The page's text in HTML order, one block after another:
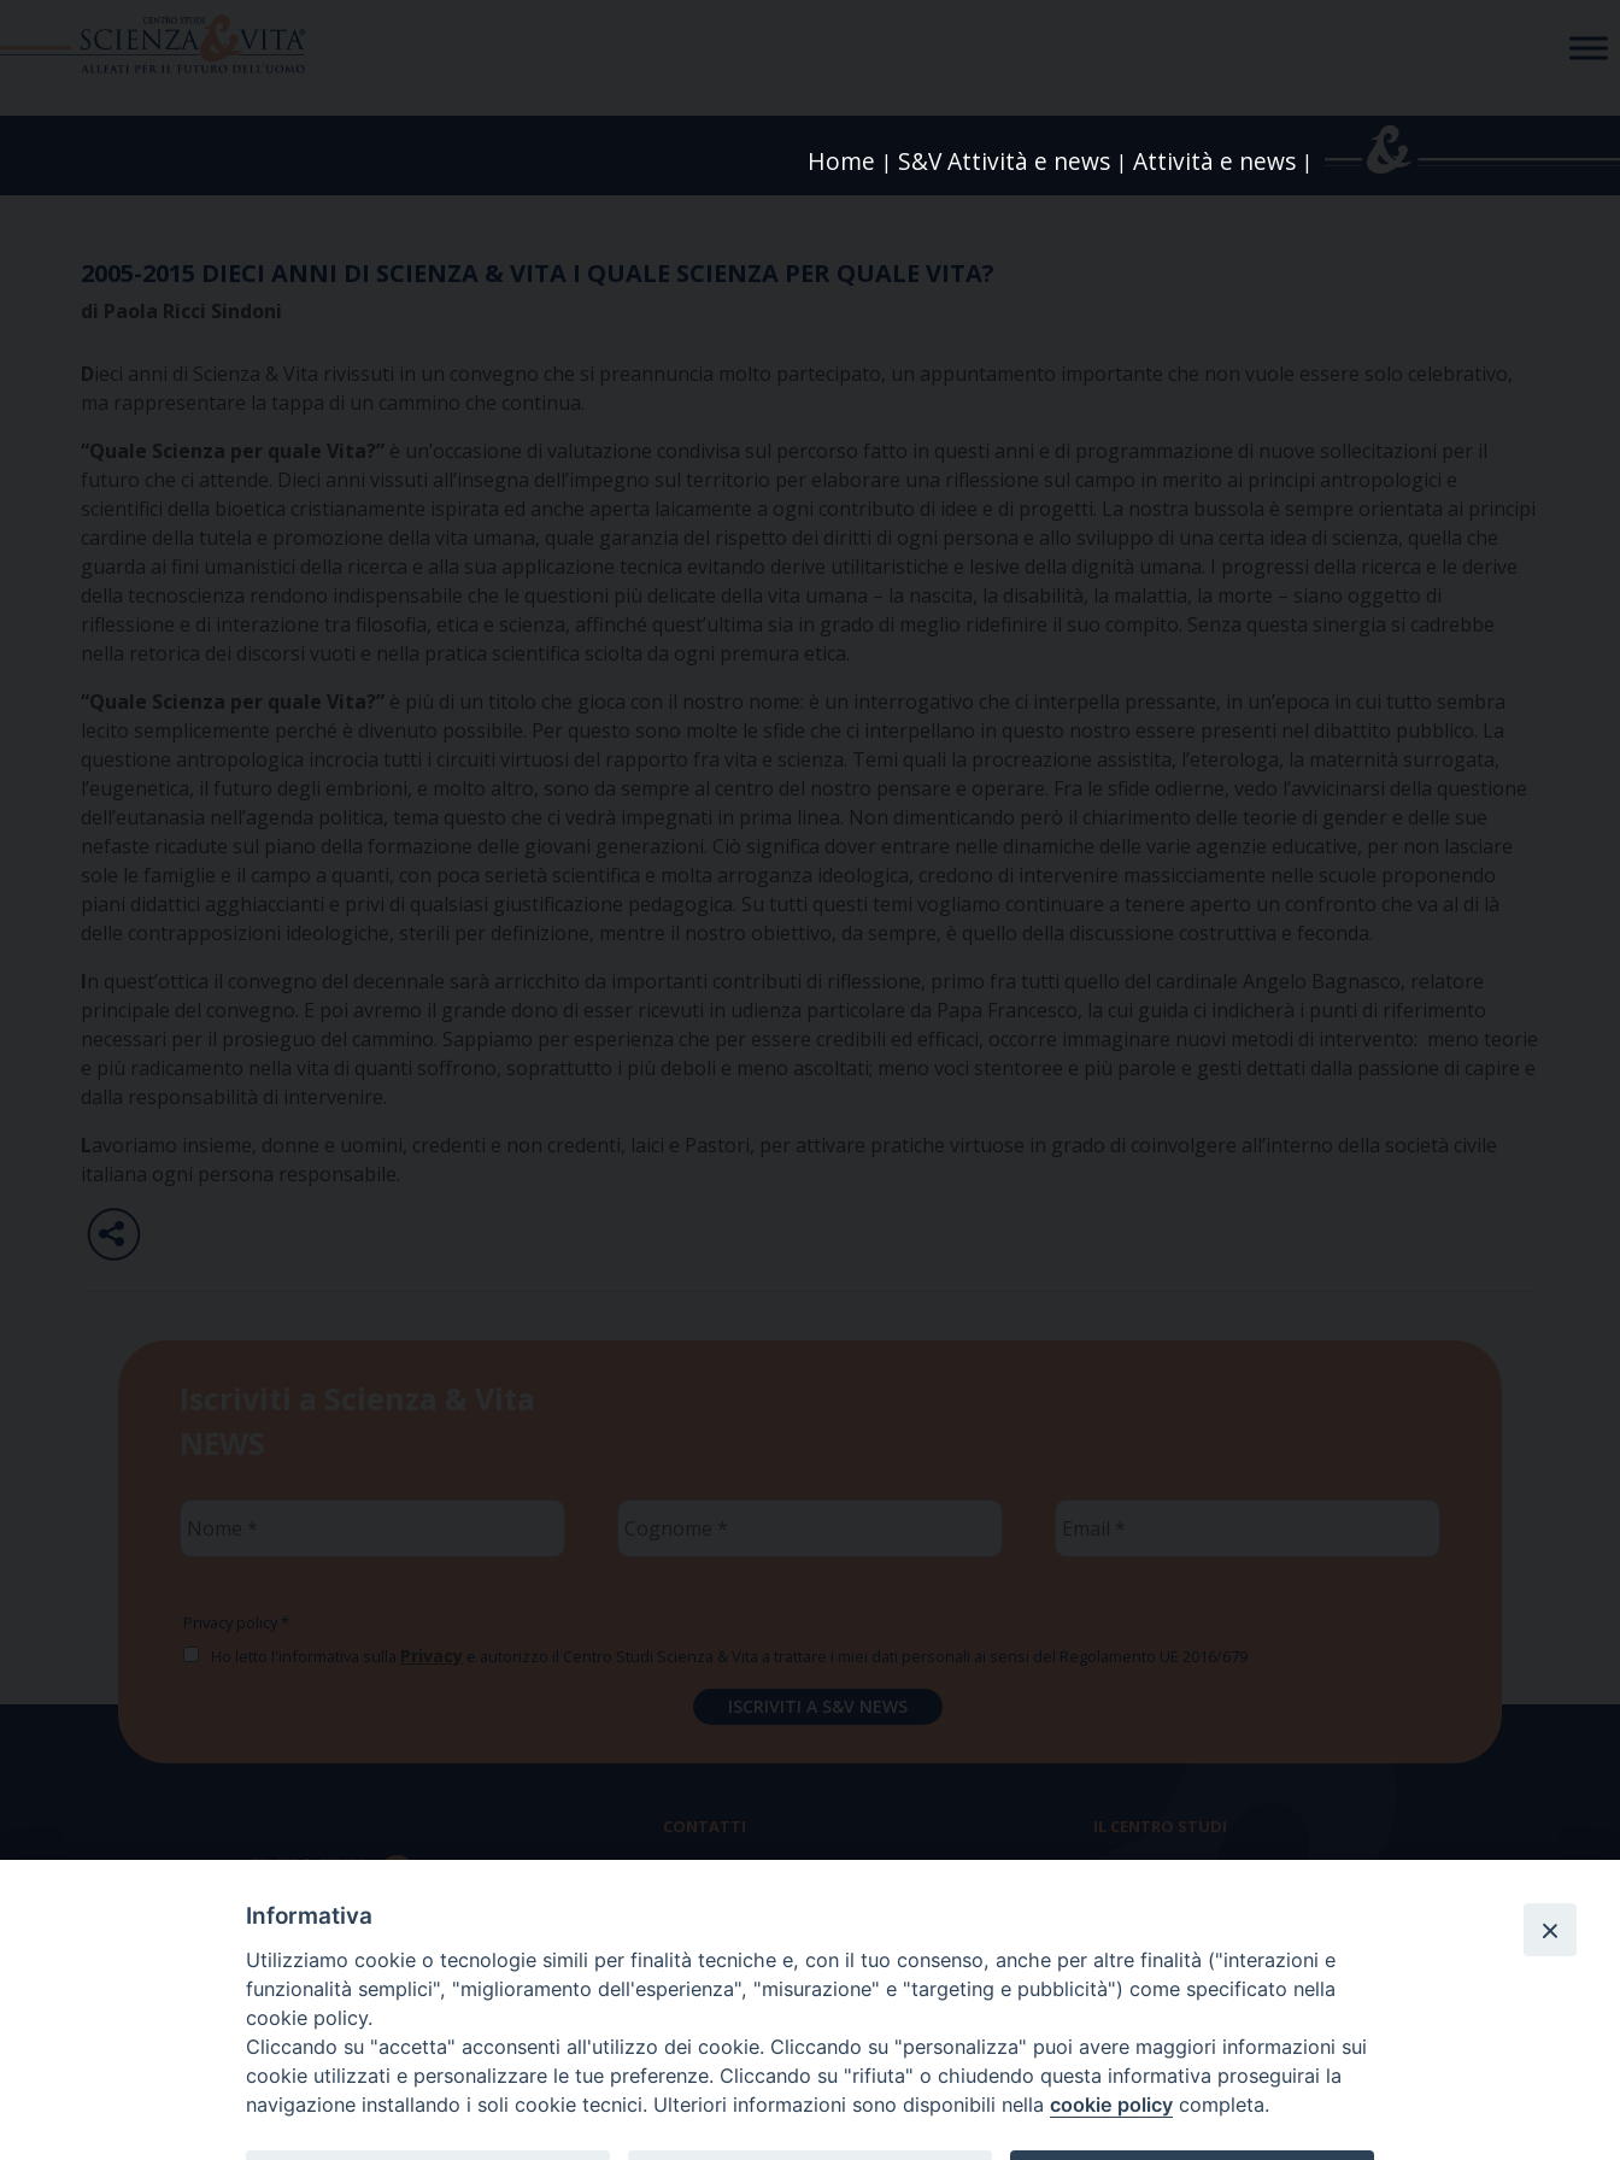
Home | S&V Attività e news | Attività e news |
2005-2015 DIECI ANNI DI SCIENZA & VITA I QUALE SCIENZA PER QUALE VITA?
di Paola Ricci Sindoni
Dieci anni di Scienza & Vita rivissuti in un convegno che si preannuncia molto partecipato, un appuntamento importante che non vuole essere solo celebrativo,
ma rappresentare la tappa di un cammino che continua.
“Quale Scienza per quale Vita?” è un’occasione di valutazione condivisa sul percorso fatto in questi anni e di programmazione di nuove sollecitazioni per il
futuro che ci attende. Dieci anni vissuti all’insegna dell’impegno sul territorio per elaborare una riflessione sul campo in merito ai principi antropologici e
scientifici della bioetica cristianamente ispirata ed anche aperta laicamente a ogni contributo di idee e di progetti. La nostra bussola è sempre orientata ai principi
cardine della tutela e promozione della vita umana, quale garanzia del rispetto dei diritti di ogni persona e allo sviluppo di una certa idea di scienza, quella che
guarda ai fini umanistici della ricerca e alla sua applicazione tecnica evitando derive utilitaristiche e lesive della dignità umana. I progressi della ricerca e le derive
della tecnoscienza rendono indispensabile che le questioni più delicate della vita umana – la nascita, la disabilità, la malattia, la morte – siano oggetto di
riflessione e di interazione tra filosofia, etica e scienza, affinché quest’ultima sia in grado di meglio ridefinire il suo compito. Senza questa sinergia si cadrebbe
nella retorica dei discorsi vuoti e nella pratica scientifica sciolta da ogni premura etica.
“Quale Scienza per quale Vita?” è più di un titolo che gioca con il nostro nome: è un interrogativo che ci interpella pressante, in un’epoca in cui tutto sembra
lecito semplicemente perché è divenuto possibile. Per questo sono molte le sfide che ci interpellano in questo nostro essere presenti nel dibattito pubblico. La
questione antropologica incrocia tutti i circuiti virtuosi del rapporto fra vita e scienza. Temi quali la procreazione assistita, l’eterologa, la maternità surrogata,
l’eugenetica, il futuro degli embrioni, e molto altro, sono da sempre al centro del nostro pensare e operare. Fra le sfide odierne, vedo l’avvicinarsi della questione
dell’eutanasia nell’agenda politica, tema questo che ci vedrà impegnati in prima linea. Non dimenticando però il chiarimento delle teorie di gender e delle sue
nefaste ricadute sul piano della formazione delle giovani generazioni. Ciò significa dover entrare nelle dinamiche delle varie agenzie educative, per non lasciare
sole le famiglie e il campo a quanti, con poca serietà scientifica e molta arroganza ideologica, credono di intervenire massicciamente nelle scuole proponendo
piani didattici agghiaccianti e privi di qualsiasi giustificazione pedagogica. Su tutti questi temi vogliamo continuare a tenere aperto un confronto che va al di là
delle contrapposizioni ideologiche, sterili per definizione, mentre il nostro obiettivo, da sempre, è quello della discussione costruttiva e feconda.
In quest’ottica il convegno del decennale sarà arricchito da importanti contributi di riflessione, primo fra tutti quello del cardinale Angelo Bagnasco, relatore
principale del convegno. E poi avremo il grande dono di esser ricevuti in udienza particolare da Papa Francesco, la cui guida ci indicherà i punti di riferimento
necessari per il prosieguo del cammino. Sappiamo per esperienza che per essere credibili ed efficaci, occorre immaginare nuovi metodi di intervento: meno teorie
e più radicamento nella vita di quanti soffrono, soprattutto i più deboli e meno ascoltati; meno voci stentoree e più parole e gesti dettati dalla passione di capire e
dalla responsabilità di intervenire.
Lavoriamo insieme, donne e uomini, credenti e non credenti, laici e Pastori, per attivare pratiche virtuose in grado di coinvolgere all’interno della società civile
italiana ogni persona responsabile.
Privacy policy *
Ho letto l'informativa sulla Privacy e autorizzo il Centro Studi Scienza & Vita a trattare i miei dati personali ai sensi del Regolamento UE 2016/679
CONTATTI
segreteria@scienzaevita.org
IL CENTRO STUDI
Presidenza e ufficio presidenza
Coordinamento nazionale
Informativa
Utilizziamo cookie o tecnologie simili per finalità tecniche e, con il tuo consenso, anche per altre finalità ("interazioni e
funzionalità semplici", "miglioramento dell'esperienza", "misurazione" e "targeting e pubblicità") come specificato nella
cookie policy.
Cliccando su "accetta" acconsenti all'utilizzo dei cookie. Cliccando su "personalizza" puoi avere maggiori informazioni sui
cookie utilizzati e personalizzare le tue preferenze. Cliccando su "rifiuta" o chiudendo questa informativa proseguirai la
navigazione installando i soli cookie tecnici. Ulteriori informazioni sono disponibili nella cookie policy completa.